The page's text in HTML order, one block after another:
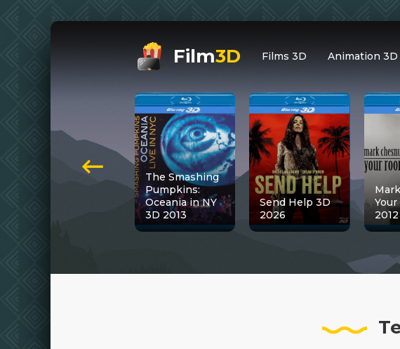
Film3D Films 3D Animation 3D
The Smashing
Pumpkins:
Oceania in NY
3D 2013
Send Help 3D
2026
2012